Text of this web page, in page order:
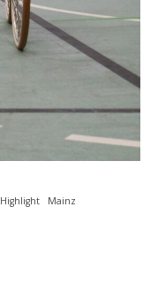
Highlight
Mainz